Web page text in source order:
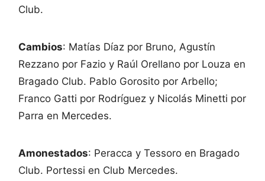
Club.
Cambios: Matías Díaz por Bruno, Agustín
Rezzano por Fazio y Raúl Orellano por Louza en
Bragado Club. Pablo Gorosito por Arbello;
Franco Gatti por Rodríguez y Nicolás Minetti por
Parra en Mercedes.
Amonestados: Peracca y Tessoro en Bragado
Club. Portessi en Club Mercedes.